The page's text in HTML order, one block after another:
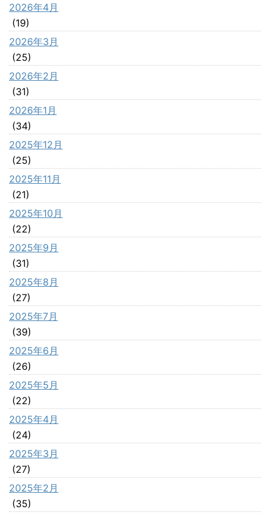
2026年4月
(19)
2026年3月
(25)
2026年2月
(31)
2026年1月
(34)
2025年12月
(25)
2025年11月
(21)
2025年10月
(22)
2025年9月
(31)
2025年8月
(27)
2025年7月
(39)
2025年6月
(26)
2025年5月
(22)
2025年4月
(24)
2025年3月
(27)
2025年2月
(35)